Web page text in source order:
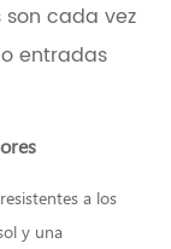
cada vez
entradas
a los
y una